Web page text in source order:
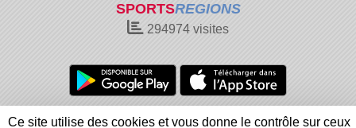
SPORTSREGIONS
294974 visites
Charte cookies Gestion des cookies
Ce site utilise des cookies et vous donne le contrôle sur ceux